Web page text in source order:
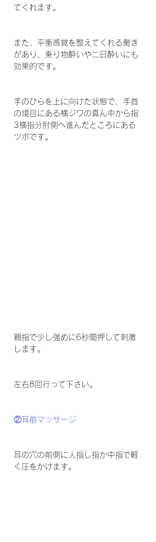
てくれます。
また、平衡感覚を整えてくれる働き
があり、乗り物酔いや二日酔いにも
効果的です。
手のひらを上に向けた状態で、手首
の境目にある横ジワの真ん中から指
3横指分肘側へ進んだところにある
ツボです。
親指で少し強めに6秒間押して刺激
します。
左右8回行って下さい。
②耳前マッサージ
耳の穴の前側に人指し指か中指で軽
く圧をかけます。